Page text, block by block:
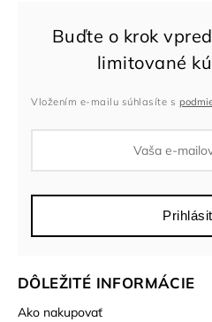
DÔLEŽITÉ INFORMÁCIE
Ako nakupovať
Vložením e-mailu súhlasíte s